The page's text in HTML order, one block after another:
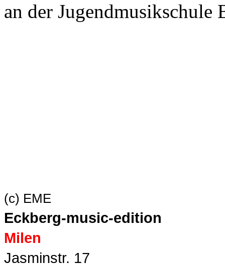
an der Jugendmusikschule
(c) EME
Eckberg-music-edition
Milen
Jasminstr. 17